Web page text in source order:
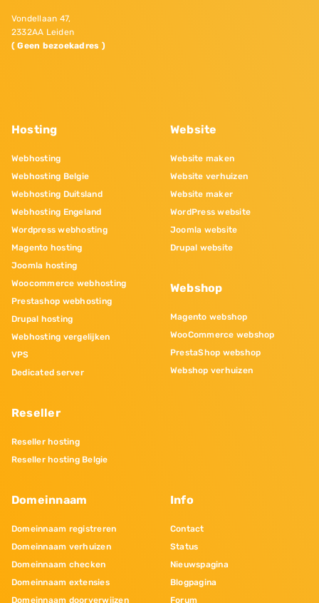
Vondellaan 47,
2332AA Leiden
( Geen bezoekadres )
Hosting
Webhosting
Webhosting Belgie
Webhosting Duitsland
Webhosting Engeland
Wordpress webhosting
Magento hosting
Joomla hosting
Woocommerce webhosting
Prestashop webhosting
Drupal hosting
Webhosting vergelijken
VPS
Dedicated server
Reseller
Reseller hosting
Reseller hosting Belgie
Website
Website maken
Website verhuizen
Website maker
WordPress website
Joomla website
Drupal website
Webshop
Magento webshop
WooCommerce webshop
PrestaShop webshop
Webshop verhuizen
Domeinnaam
Domeinnaam registreren
Domeinnaam verhuizen
Domeinnaam checken
Domeinnaam extensies
Domeinnaam doorverwijzen
Info
Contact
Status
Nieuwspagina
Blogpagina
Forum